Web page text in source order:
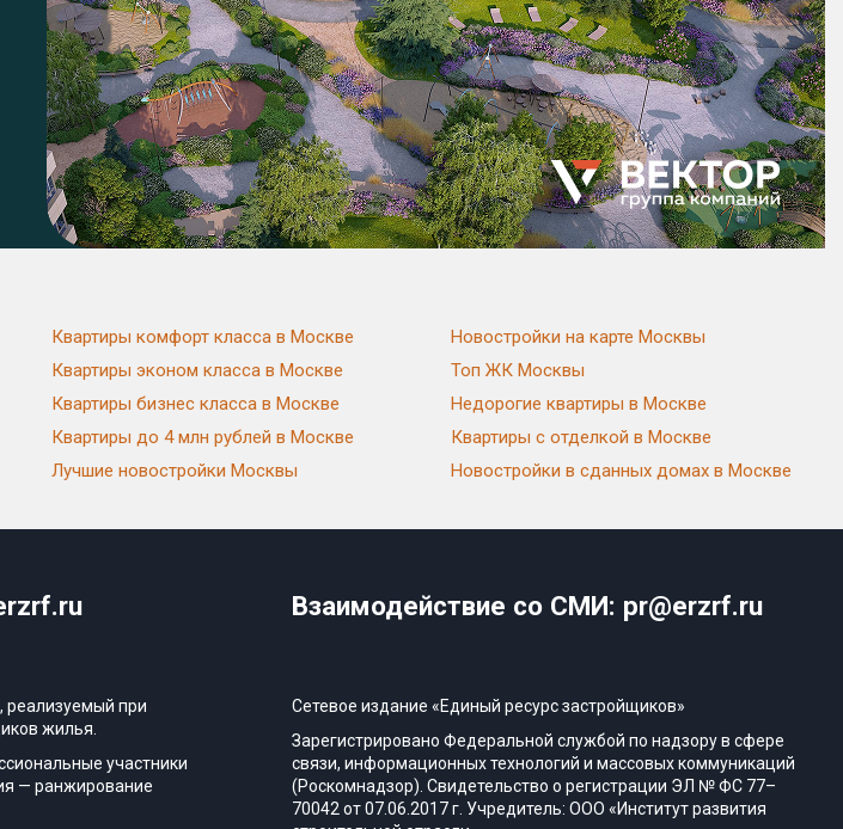
Квартиры комфорт класса в Москве
Квартиры эконом класса в Москве
Квартиры бизнес класса в Москве
Квартиры до 4 млн рублей в Москве
Лучшие новостройки Москвы
Новостройки на карте Москвы
Топ ЖК Москвы
Недорогие квартиры в Москве
Квартиры с отделкой в Москве
Новостройки в сданных домах в Москве
Взаимодействие со СМИ: pr@erzrf.ru
реализуемый при
жилья.
участники
— ранжирование
Сетевое издание «Единый ресурс застройщиков»
Зарегистрировано Федеральной службой по надзору в сфере
связи, информационных технологий и массовых коммуникаций
(Роскомнадзор). Свидетельство о регистрации ЭЛ № ФС 77–
70042 от 07.06.2017 г. Учредитель: ООО «Институт развития